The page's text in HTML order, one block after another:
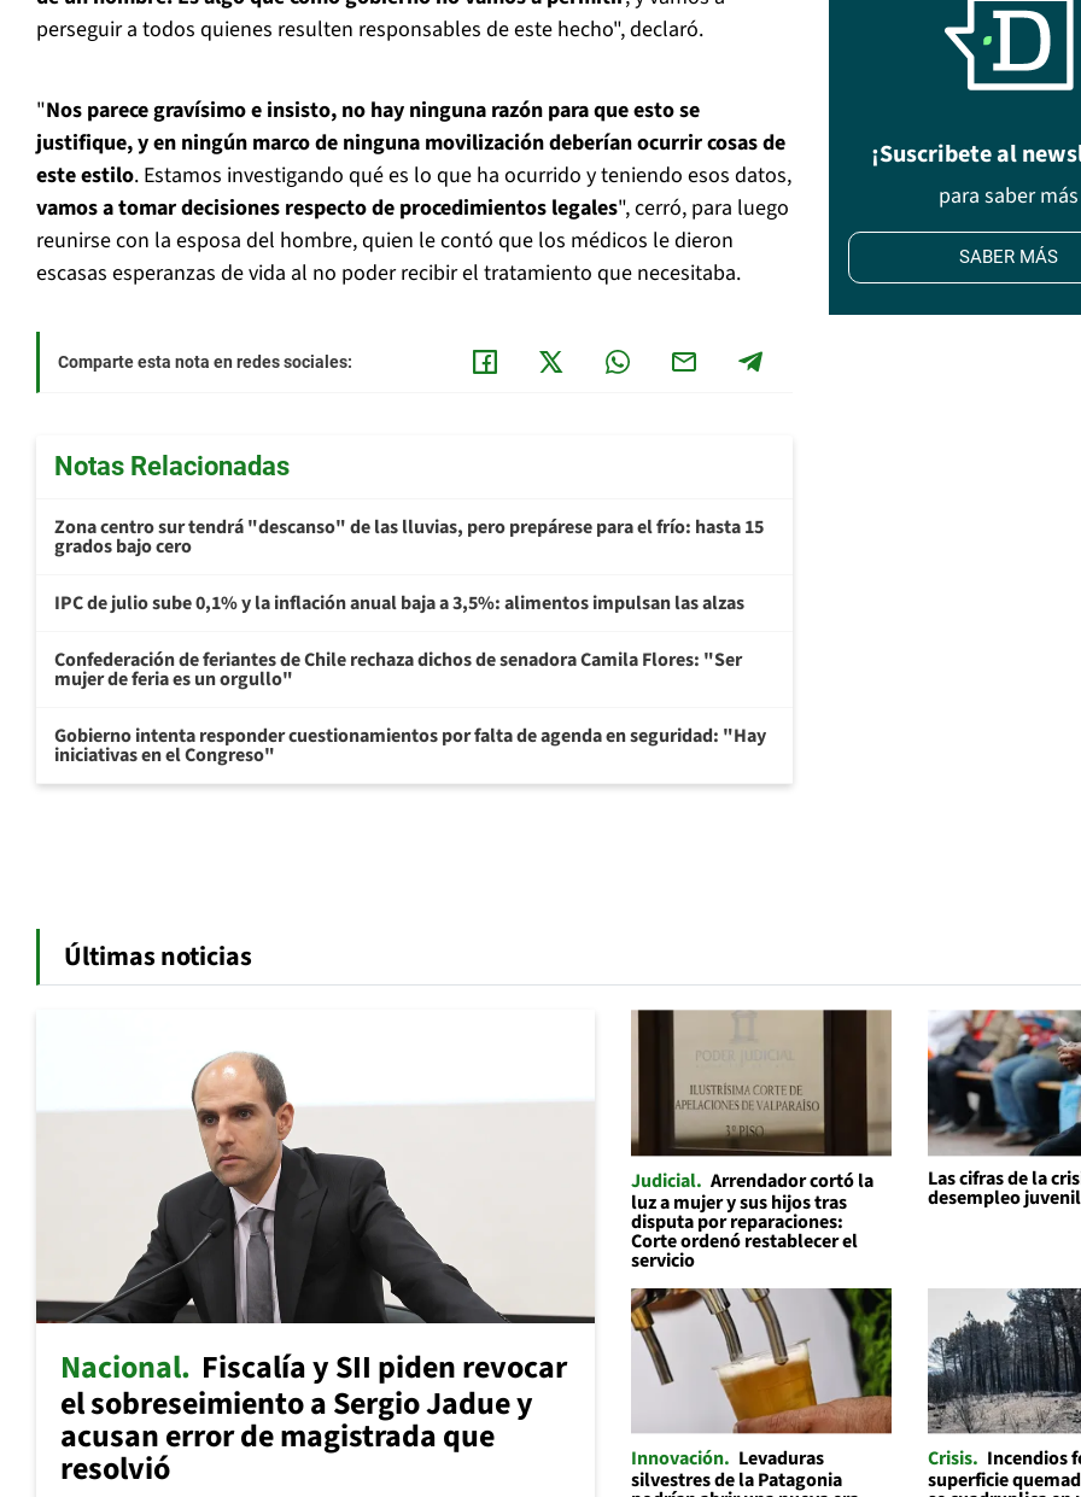
perseguir a todos quienes resulten responsables de este hecho", declaró.
"Nos parece gravísimo e insisto, no hay ninguna razón para que esto se
justifique, y en ningún marco de ninguna movilización deberían ocurrir cosas de
este estilo. Estamos investigando qué es lo que ha ocurrido y teniendo esos datos,
vamos a tomar decisiones respecto de procedimientos legales", cerró, para luego
reunirse con la esposa del hombre, quien le contó que los médicos le dieron
escasas esperanzas de vida al no poder recibir el tratamiento que necesitaba.
Comparte esta nota en redes sociales:
Notas Relacionadas
Zona centro sur tendrá "descanso" de las lluvias, pero prepárese para el frío: hasta 15
grados bajo cero
IPC de julio sube 0,1% y la inflación anual baja a 3,5%: alimentos impulsan las alzas
Confederación de feriantes de Chile rechaza dichos de senadora Camila Flores: "Ser
mujer de feria es un orgullo"
Gobierno intenta responder cuestionamientos por falta de agenda en seguridad: "Hay
iniciativas en el Congreso"
¡Suscribete al
para saber más
SABER MÁS
Últimas noticias
Nacional Fiscalía y SII piden revocar
el sobreseimiento a Sergio Jadue y
acusan error de magistrada que
resolvió
Judicial Arrendador cortó la
luz a mujer y sus hijos tras
disputa por reparaciones:
Corte ordenó restablecer el
servicio
Las cifras de la
desempleo juvenil
Innovación
Levaduras
silvestres de la Patagonia
Crisis Incendios
superficie